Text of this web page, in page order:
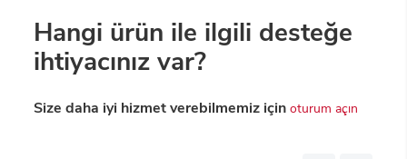
Hangi ürün ile ilgili desteğe
ihtiyacınız var?
Size daha iyi hizmet verebilmemiz içinoturum açın